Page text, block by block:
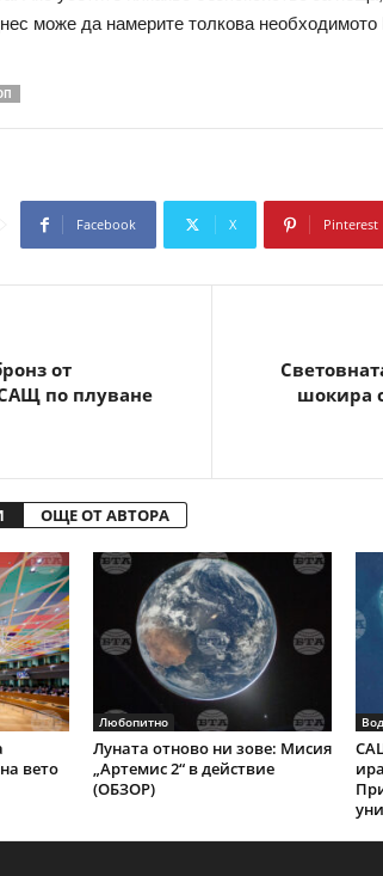
може да намерите толкова необходимото
Facebook X Pinterest
от
по плуване
шокира
ОЩЕ ОТ АВТОРА
вето
Любопитно
Луната отново ни зове: Мисия
„Артемис 2“ в действие
(ОБЗОР)